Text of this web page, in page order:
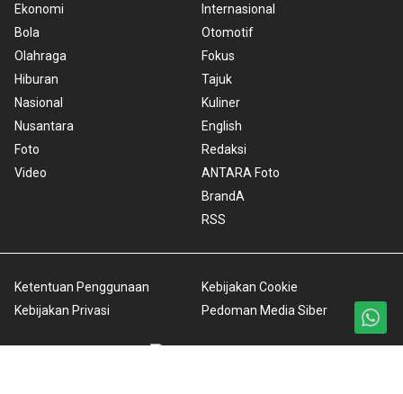
Ekonomi
Bola
Olahraga
Hiburan
Nasional
Nusantara
Foto
Video
Internasional
Otomotif
Fokus
Tajuk
Kuliner
English
Redaksi
ANTARA Foto
BrandA
RSS
Ketentuan Penggunaan
Kebijakan Privasi
Kebijakan Cookie
Pedoman Media Siber